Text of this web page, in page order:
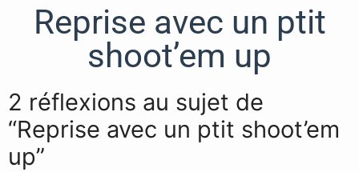
Reprise avec un ptit
shoot’em up
2 réflexions au sujet de
“Reprise avec un ptit shoot’em
up”